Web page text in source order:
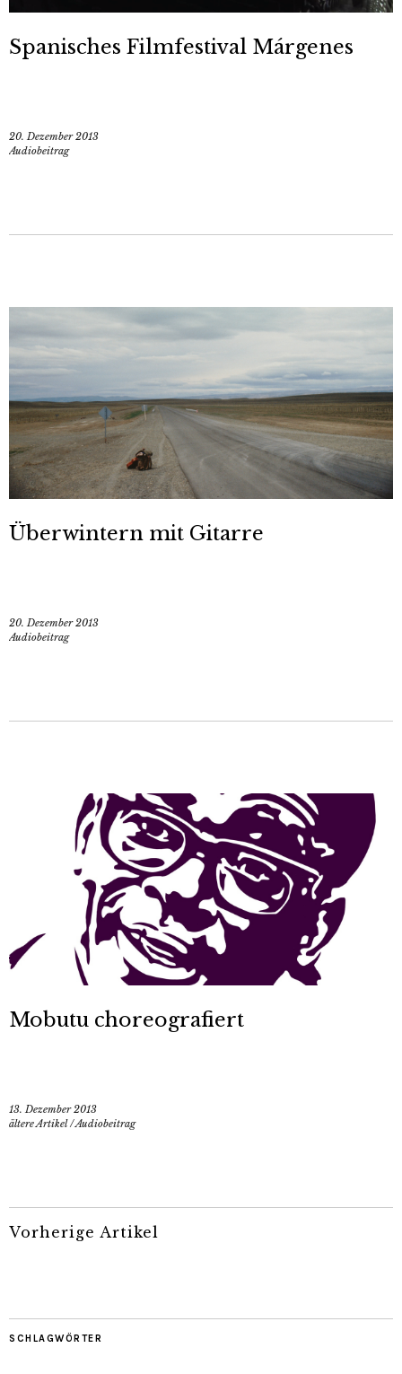
Spanisches Filmfestival Márgenes
20. Dezember 2013
Audiobeitrag
Überwintern mit Gitarre
20. Dezember 2013
Audiobeitrag
Mobutu choreografiert
13. Dezember 2013
ältere Artikel/Audiobeitrag
Vorherige Artikel
SCHLAGWÖRTER